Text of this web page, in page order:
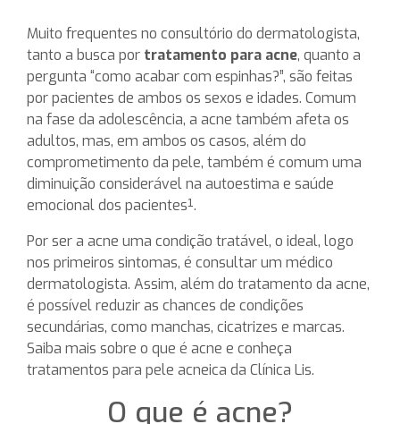
Muito frequentes no consultório do dermatologista,
tanto a busca por tratamento para acne, quanto a
pergunta “como acabar com espinhas?”, são feitas
por pacientes de ambos os sexos e idades. Comum
na fase da adolescência, a acne também afeta os
adultos, mas, em ambos os casos, além do
comprometimento da pele, também é comum uma
diminuição considerável na autoestima e saúde
emocional dos pacientes¹.
Por ser a acne uma condição tratável, o ideal, logo
nos primeiros sintomas, é consultar um médico
dermatologista. Assim, além do tratamento da acne,
é possível reduzir as chances de condições
secundárias, como manchas, cicatrizes e marcas.
Saiba mais sobre o que é acne e conheça
tratamentos para pele acneica da Clínica Lis.
O que é acne?